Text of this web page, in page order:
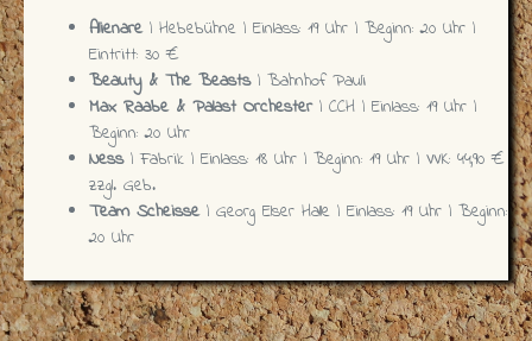
Alienare| Hebebühne | Einlass: 19 Uhr | Beginn: 20 Uhr |
Eintritt: 30 €
Beauty & The Beasts | Bahnhof Pauli
Max Raabe & Palast Orchester | CCH | Einlass: 19 Uhr |
Beginn: 20 Uhr
Ness| Fabrik | Einlass: 18 Uhr | Beginn: 19 Uhr | VVK: 44,90 €
zzgl. Geb.
Team Scheisse| Georg Elser Halle | Einlass: 19 Uhr | Beginn:
20 Uhr